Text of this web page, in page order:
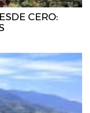
CERO: